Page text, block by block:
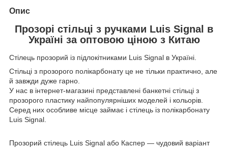
Опис
Прозорі стільці з ручками Luis Signal в
Україні за оптовою ціною з Китаю
Стілець прозорий із підлокітниками Luis Signal в Україні.
Стільці з прозорого полікарбонату це не тільки практично, але
й завжди дуже гарно.
У нас в інтернет-магазині представлені банкетні стільці з
прозорого пластику найпопулярніших моделей і кольорів.
Серед них особливе місце займає і стілець із полікарбонату
Luis Signal.
Прозорий стілець Luis Signal або Каспер — чудовий варіант